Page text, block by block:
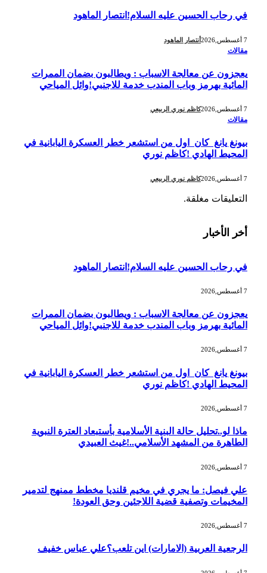
في رحاب الحسين عليه السلام!انتصار الماهود
أنتصار الماهود
مقالات
يعجزون عن معالجة الاسباب : ويطالبون بضمان الممرات
المائية بهرمز وباب المندب خدمة للاجنبي!وائل المياحي
كاظم نوري الربيعي
مقالات
بيونغ يانغ كان اول من استشعر خطر العسكرة اليابانية في
المحيط الهادي !كاظم نوري
كاظم نوري الربيعي
التعليقات مغلقة.
أخر الأخبار
في رحاب الحسين عليه السلام!انتصار الماهود
يعجزون عن معالجة الاسباب : ويطالبون بضمان الممرات
المائية بهرمز وباب المندب خدمة للاجنبي!وائل المياحي
بيونغ يانغ كان اول من استشعر خطر العسكرة اليابانية في
المحيط الهادي !كاظم نوري
ماذا لو..تحليل حالة البنية الأسلامية بأستبعاد العترة النبوية
الطاهرة من المشهد الأسلامي..!غيث العبيدي
علي فيصل: ما يجري في مخيم قلنديا مخطط ممنهج لتدمير
المخيمات وتصفية قضية اللاجئين وحق العودة!
الرجعية العربية (الامارات) اين تلعب؟علي عباس خفيف